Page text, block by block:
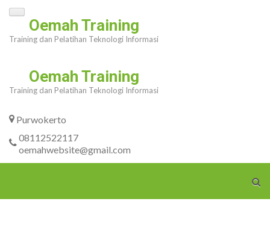
Skip
content
Enter)
Oemah Training
Training dan Pelatihan Teknologi Informasi
Oemah Training
Training dan Pelatihan Teknologi Informasi
Purwokerto
08112522117
oemahwebsite@gmail.com